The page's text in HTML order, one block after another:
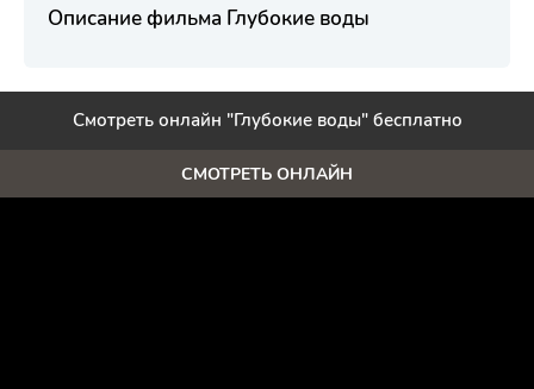
Описание фильма Глубокие воды
Смотреть онлайн "Глубокие воды" бесплатно
СМОТРЕТЬ ОНЛАЙН